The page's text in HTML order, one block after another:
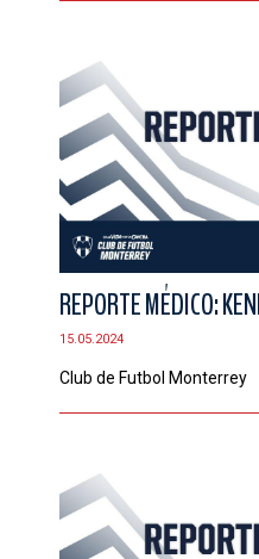
REPORTE MÉDICO:
15.05.2024
Club de Futbol Monterrey